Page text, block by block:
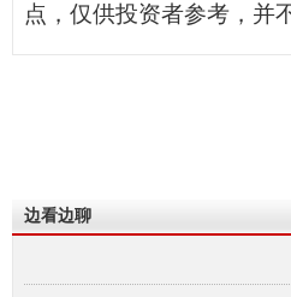
点，仅供投资者参考，并
边看边聊